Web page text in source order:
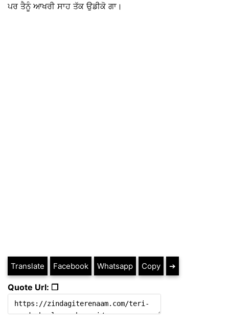
ਪਰ ਤੈਨੂੰ ਆਖਰੀ ਸਾਹ ਤੱਕ ਉਡੀਕੋ ਗਾ।
Translate Facebook Whatsapp Copy ➔
Quote Url: ❐